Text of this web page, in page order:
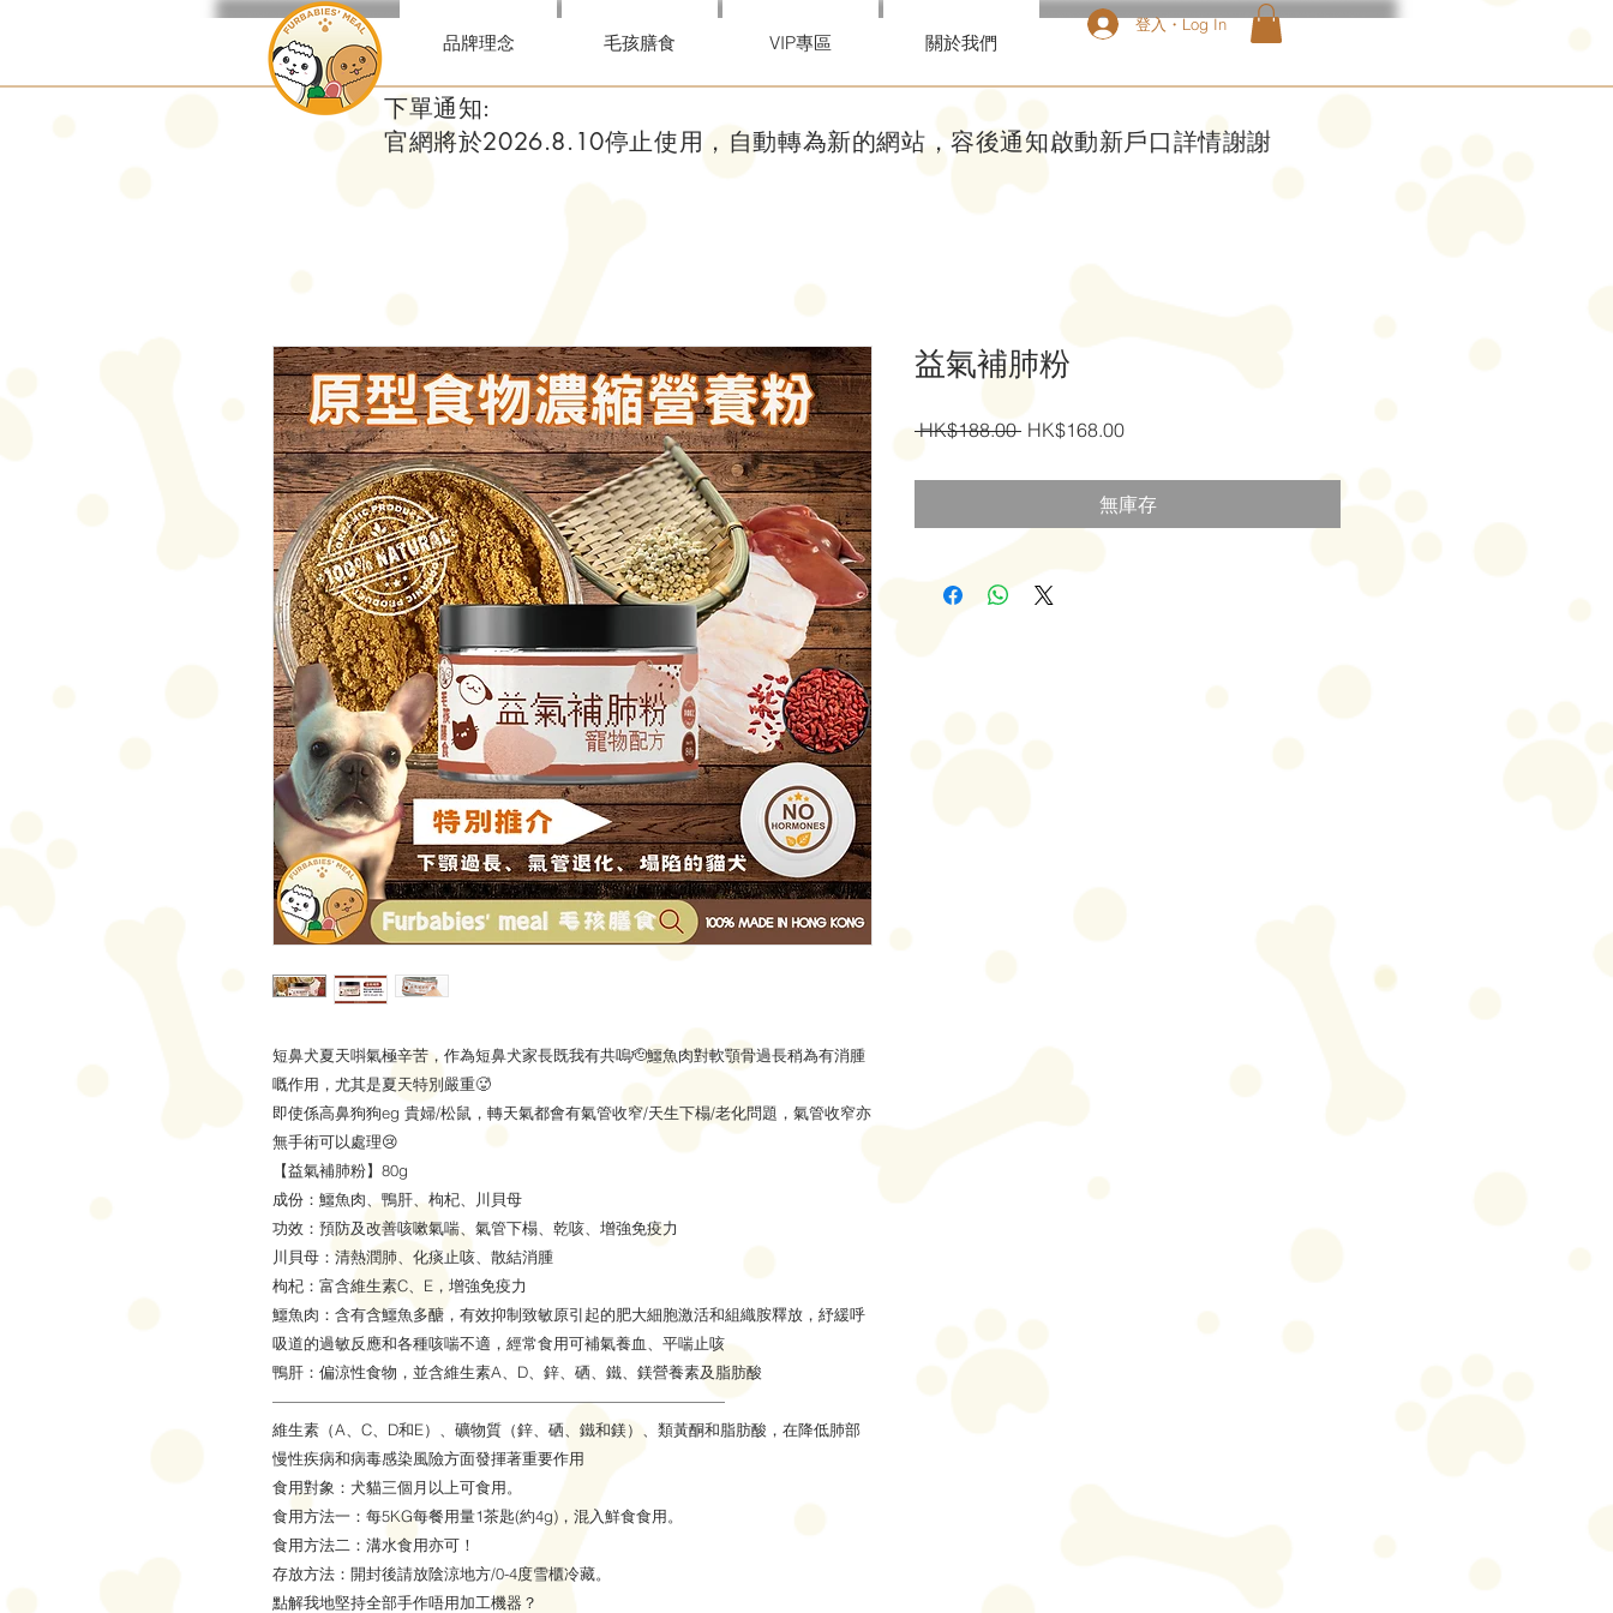
品牌理念 毛孩膳食 VIP專區 關於我們
登入・Log In
下單通知:
官網將於2026.8.10停止使用，自動轉為新的網站，容後通知啟動新戶口詳情謝謝
短鼻犬夏天唞氣極辛苦，作為短鼻犬家長既我有共嗚🫡鱷魚肉對軟顎骨過長稍為有消腫
嘅作用，尤其是夏天特別嚴重🥵
即使係高鼻狗狗eg 貴婦/松鼠，轉天氣都會有氣管收窄/天生下榻/老化問題，氣管收窄亦
無手術可以處理😢
【益氣補肺粉】80g
成份：鱷魚肉、鴨肝、枸杞、川貝母
功效：預防及改善咳嗽氣喘、氣管下榻、乾咳、增強免疫力
川貝母：清熱潤肺、化痰止咳、散結消腫
枸杞：富含維生素C、E，增強免疫力
鱷魚肉：含有含鱷魚多醣，有效抑制致敏原引起的肥大細胞激活和組織胺釋放，紓緩呼
吸道的過敏反應和各種咳喘不適，經常食用可補氣養血、平喘止咳
鴨肝：偏涼性食物，並含維生素A、D、鋅、硒、鐵、鎂營養素及脂肪酸
—————————————————————————————
維生素（A、C、D和E）、礦物質（鋅、硒、鐵和鎂）、類黃酮和脂肪酸，在降低肺部
慢性疾病和病毒感染風險方面發揮著重要作用
食用對象：犬貓三個月以上可食用。
食用方法一：每5KG每餐用量1茶匙(約4g)，混入鮮食食用。
食用方法二：溝水食用亦可！
存放方法：開封後請放陰涼地方/0-4度雪櫃冷藏。
點解我地堅持全部手作唔用加工機器？
益氣補肺粉
HK$188.00 一
價
HK$168.00促
價
格
無庫存